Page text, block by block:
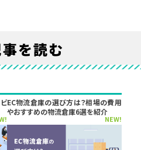
を読む
EC物流倉庫の選び方は？相場の費用
やおすすめの物流倉庫6選を紹介
NEW!